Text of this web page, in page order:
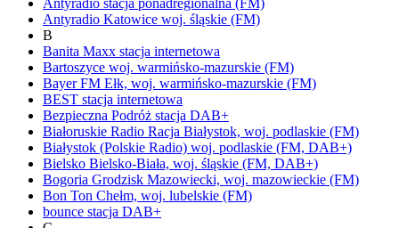
Antyradio Katowice woj. śląskie (FM)
B
Banita Maxx stacja internetowa
Bartoszyce woj. warmińsko-mazurskie (FM)
Bayer FM Ełk, woj. warmińsko-mazurskie (FM)
BEST stacja internetowa
Bezpieczna Podróż stacja DAB+
Białoruskie Radio Racja Białystok, woj. podlaskie (FM)
Białystok (Polskie Radio) woj. podlaskie (FM, DAB+)
Bielsko Bielsko-Biała, woj. śląskie (FM, DAB+)
Bogoria Grodzisk Mazowiecki, woj. mazowieckie (FM)
Bon Ton Chełm, woj. lubelskie (FM)
bounce stacja DAB+